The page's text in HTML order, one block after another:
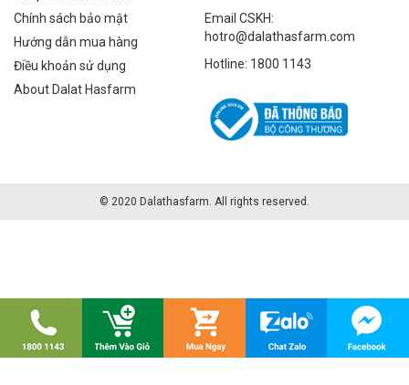
Chính sách bảo mật
Hướng dẫn mua hàng
Điều khoản sử dụng
About Dalat Hasfarm
Email CSKH:
hotro@dalathasfarm.com
Hotline: 1800 1143
© 2020 Dalathasfarm. All rights reserved.